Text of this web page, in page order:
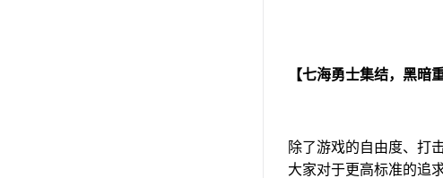
【七海勇士集结，黑暗
除了游戏的自由度、打
大家对于更高标准的追